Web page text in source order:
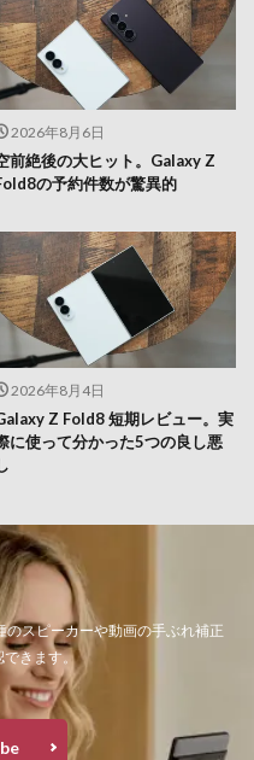
2026年8月6日
前絶後の大ヒット。Galaxy Z
の予約件数が驚異的
2026年8月4日
Z Fold8 短期レビュー。実
に使って分かった5つの良し悪
スピーカーや動画の手ぶれ補正
できます。